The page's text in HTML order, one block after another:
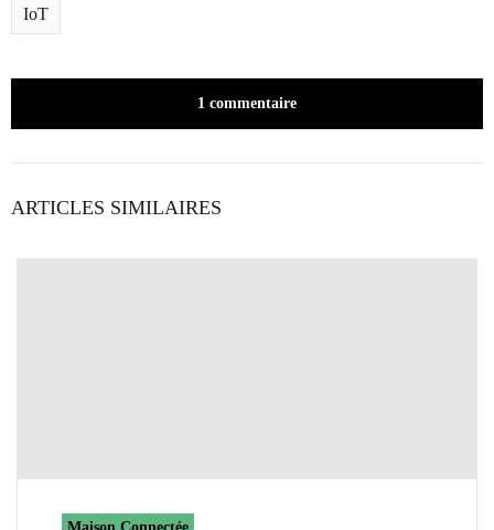
IoT
1 commentaire
ARTICLES SIMILAIRES